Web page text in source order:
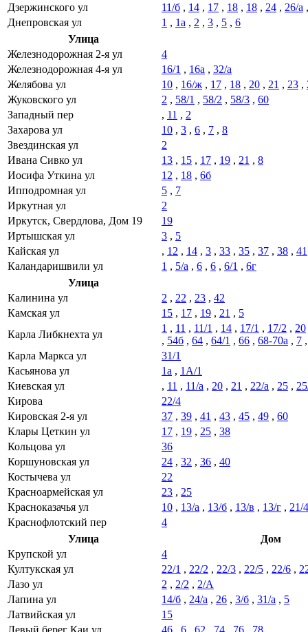
Дзержинского ул
11/б , 14 , 17 , 18 , 18 , 24 , 26/а
Днепровская ул
1 , 1а , 2 , 3 , 5 , 6
Улица
Железнодорожная 2-я ул
4
Железнодорожная 4-я ул
16/1 , 16а , 32/а
Желябова ул
10 , 16/ж , 17 , 18 , 20 , 21 , 23 ,
Жуковского ул
2 , 58/1 , 58/2 , 58/3 , 60
Западный пер
, 11 , 2
Захарова ул
10 , 3 , 6 , 7 , 8
Звездинская ул
2
Ивана Сивко ул
13 , 15 , 17 , 19 , 21 , 8
Иосифа Уткина ул
12 , 18 , 6б
Ипподромная ул
5 , 7
Иркутная ул
2
Иркутск, Свердлова, Дом 19
19
Иртышская ул
3 , 5
Кайская ул
, 12 , 14 , 3 , 33 , 35 , 37 , 38 , 41
Каландаришвили ул
1 , 5/а , 6 , 6 , 6/1 , 6г
Улица
Калинина ул
2 , 22 , 23 , 42
Камская ул
15 , 17 , 19 , 21 , 5
Карла Либкнехта ул
1 , 11 , 11/1 , 14 , 17/1 , 17/2 , 20
, 54б , 64 , 64/1 , 66 , 68-70а , 7
Карла Маркса ул
31/1
Касьянова ул
1а , 1А/1
Киевская ул
, 11 , 11/а , 20 , 21 , 22/а , 25 ,
Кирова
22/4
Кировская 2-я ул
37 , 39 , 41 , 43 , 45 , 49 , 60
Клары Цеткин ул
17 , 19 , 25 , 38
Кольцова ул
36
Коршуновская ул
24 , 32 , 36 , 40
Костычева ул
22
Красноармейская ул
23 , 25
Красноказачья ул
10 , 13/а , 13/б , 13/в , 13/г , 21/4
Краснофлотский пер
4
Улица
Дом
Крупской ул
4
Култукская ул
22/1 , 22/2 , 22/3 , 22/5 , 22/6 ,
Лазо ул
2 , 2/2 , 2/А
Лапина ул
14/б , 24/а , 26 , 3/б , 31/а , 5
Латвийская ул
15
Левый берег Каи ул
46 6 62 74 76 78